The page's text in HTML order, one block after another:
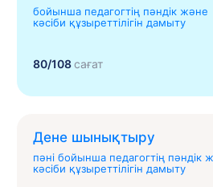
бойынша педагогтің пәндік және
кәсіби құзыреттілігін дамыту
80/108сағат
Дене шынықтыру
пәні бойынша педагогтің пәндік
кәсіби құзыреттілігін дамыту